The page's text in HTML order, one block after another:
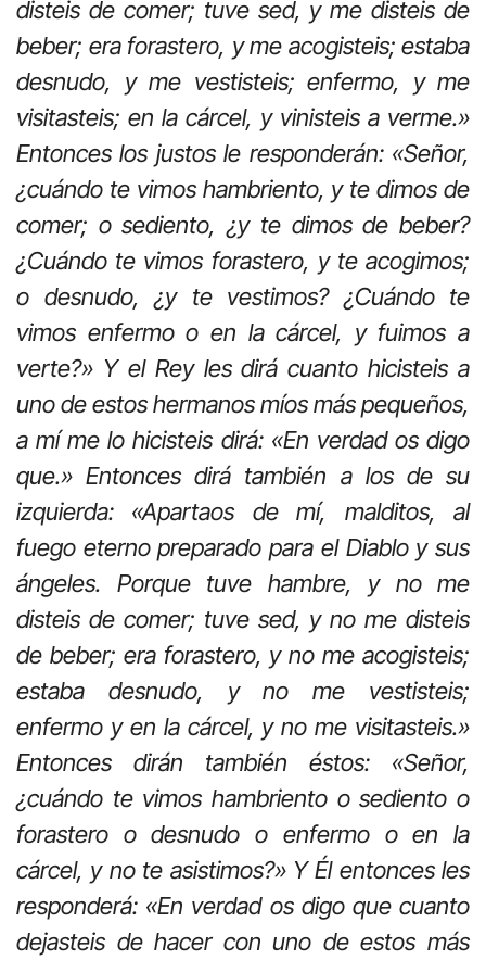
disteis de comer; tuve sed, y me disteis de
beber; era forastero, y me acogisteis; estaba
desnudo, y me vestisteis; enfermo, y me
visitasteis; en la cárcel, y vinisteis a verme.»
Entonces los justos le responderán: «Señor,
¿cuándo te vimos hambriento, y te dimos de
comer; o sediento, ¿y te dimos de beber?
¿Cuándo te vimos forastero, y te acogimos;
o desnudo, ¿y te vestimos? ¿Cuándo te
vimos enfermo o en la cárcel, y fuimos a
verte?» Y el Rey les dirá cuanto hicisteis a
uno de estos hermanos míos más pequeños,
a mí me lo hicisteis dirá: «En verdad os digo
que.» Entonces dirá también a los de su
izquierda: «Apartaos de mí, malditos, al
fuego eterno preparado para el Diablo y sus
ángeles. Porque tuve hambre, y no me
disteis de comer; tuve sed, y no me disteis
de beber; era forastero, y no me acogisteis;
estaba desnudo, y no me vestisteis;
enfermo y en la cárcel, y no me visitasteis.»
Entonces dirán también éstos: «Señor,
¿cuándo te vimos hambriento o sediento o
forastero o desnudo o enfermo o en la
cárcel, y no te asistimos?» Y Él entonces les
responderá: «En verdad os digo que cuanto
dejasteis de hacer con uno de estos más